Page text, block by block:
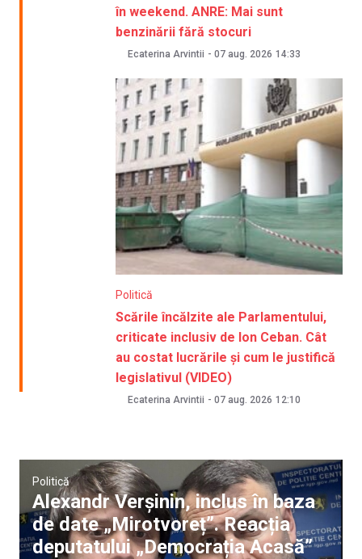
în weekend. ANRE: Mai sunt
benzinării fără stocuri
Ecaterina Arvintii - 07 aug. 2026 14:33
Politică
Scările încălzite ale Parlamentului,
criticate inclusiv de Ion Ceban. Cât
au costat lucrările și cum le justifică
legislativul (VIDEO)
Ecaterina Arvintii - 07 aug. 2026 12:10
Politică
Alexandr Verșinin, inclus în baza
de date „Mirotvoreț”. Reacția
deputatului „Democrația Acasă”